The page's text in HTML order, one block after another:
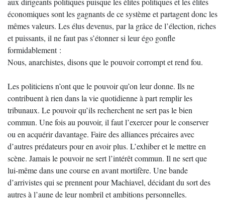
économiques sont les gagnants de ce système et partagent donc les
mêmes valeurs. Les élus devenus, par la grâce de l’élection, riches
et puissants, il ne faut pas s’étonner si leur égo gonfle
formidablement :
Nous, anarchistes, disons que le pouvoir corrompt et rend fou.
Les politiciens n’ont que le pouvoir qu’on leur donne. Ils ne
contribuent à rien dans la vie quotidienne à part remplir les
tribunaux. Le pouvoir qu’ils recherchent ne sert pas le bien
commun. Une fois au pouvoir, il faut l’exercer pour le conserver
ou en acquérir davantage. Faire des alliances précaires avec
d’autres prédateurs pour en avoir plus. L’exhiber et le mettre en
scène. Jamais le pouvoir ne sert l’intérêt commun. Il ne sert que
lui-même dans une course en avant mortifère. Une bande
d’arrivistes qui se prennent pour Machiavel, décidant du sort des
autres à l’aune de leur nombril et ambitions personnelles.